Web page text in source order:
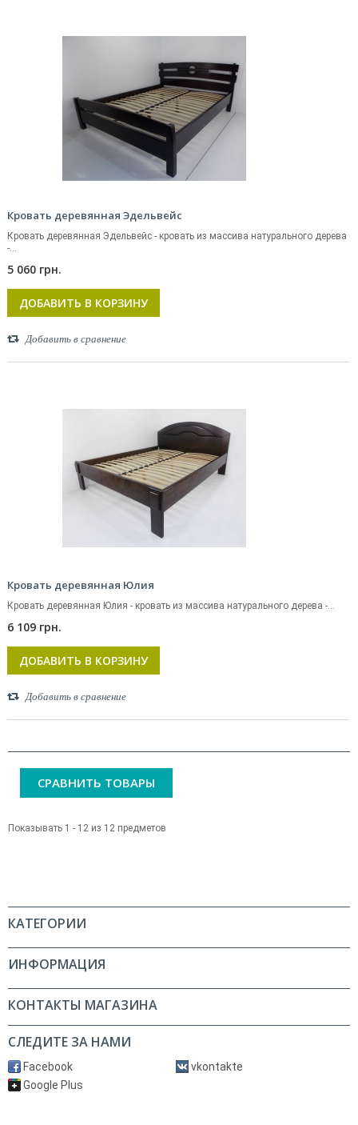
Кровать деревянная Эдельвейс
Кровать деревянная Эдельвейс - кровать из массива натурального дерева
-...
5 060 грн.
ДОБАВИТЬ В КОРЗИНУ
Добавить в сравнение
Кровать деревянная Юлия
Кровать деревянная Юлия - кровать из массива натурального дерева -...
6 109 грн.
ДОБАВИТЬ В КОРЗИНУ
Добавить в сравнение
СРАВНИТЬ ТОВАРЫ
Показывать 1 - 12 из 12 предметов
КАТЕГОРИИ
ИНФОРМАЦИЯ
КОНТАКТЫ МАГАЗИНА
СЛЕДИТЕ ЗА НАМИ
Facebook
vkontakte
Google Plus